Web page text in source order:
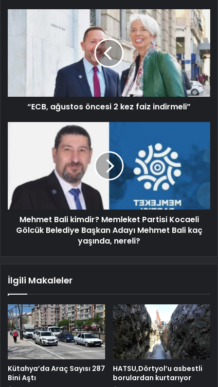
“ECB, ağustos öncesi 2 kez faiz indirmeli”
Mehmet Bali kimdir? Memleket Partisi Kocaeli
Gölcük Belediye Başkan Adayı Mehmet Bali kaç
yaşında, nereli?
İlgili Makaleler
Kütahya’da Araç Sayısı 287
Bini Aştı
HATSU,Dörtyol’u asbestli
borulardan kurtarıyor